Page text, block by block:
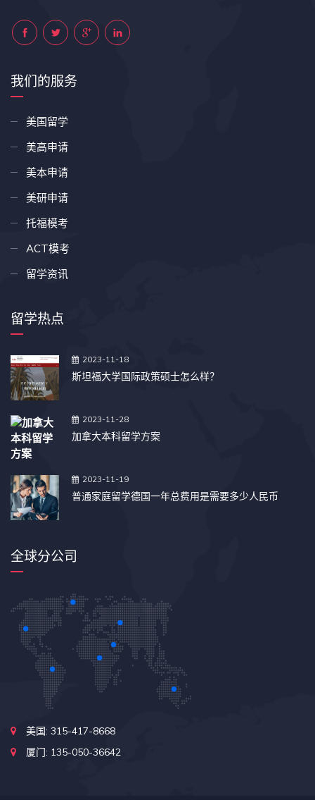
我们的服务
美国留学
美高申请
美本申请
美研申请
托福模考
ACT模考
留学资讯
留学热点
2023-11-18
斯坦福大学国际政策硕士怎么样？
2023-11-28
加拿大本科留学方案
2023-11-19
普通家庭留学德国一年总费用是需要多少人民币
全球分公司
美国: 315-417-8668
厦门: 135-050-36642